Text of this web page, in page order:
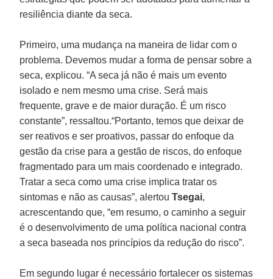
resiliência diante da seca.
Primeiro, uma mudança na maneira de lidar com o
problema. Devemos mudar a forma de pensar sobre a
seca, explicou. “A seca já não é mais um evento
isolado e nem mesmo uma crise. Será mais
frequente, grave e de maior duração. É um risco
constante”, ressaltou.“Portanto, temos que deixar de
ser reativos e ser proativos, passar do enfoque da
gestão da crise para a gestão de riscos, do enfoque
fragmentado para um mais coordenado e integrado.
Tratar a seca como uma crise implica tratar os
sintomas e não as causas”, alertouTsegai,
acrescentando que, “em resumo, o caminho a seguir
é o desenvolvimento de uma política nacional contra
a seca baseada nos princípios da redução do risco”.
Em segundo lugar é necessário fortalecer os sistemas